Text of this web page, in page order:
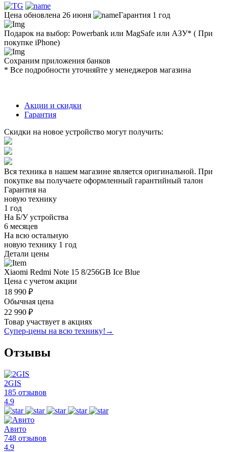
Цена обновлена 26 июня Гарантия 1 год
Подарок на выбор: Powerbank или MagSafe или AЗУ* ( При
покупке iPhone)
Сохраним приложения банков
* Все подробности уточняйте у менеджеров магазина
Акции и скидки
Гарантия
Скидки на новое устройство могут получить:
Вся техника в нашем магазине является оригинальной. При
покупке вы получаете оформленный гарантийный талон
Гарантия на
новую технику
1 год
На Б/У устройства
6 месяцев
На всю остальную
новую технику 1 год
Детали цены
Xiaomi Redmi Note 15 8/256GB Ice Blue
Цена с учетом акции
18 990 ₽
Обычная цена
22 990 ₽
Товар участвует в акциях
Супер-цены на всю технику! →
Отзывы
2GIS
185 отзывов
4.9
Авито
748 отзывов
4.9